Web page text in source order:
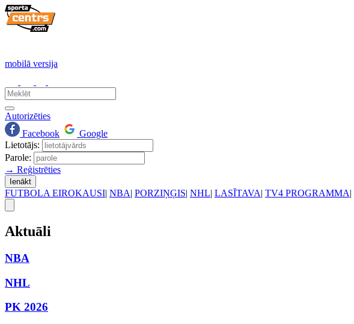
mobilā versija
Autorizēties
Facebook
Google
Lietotājs:
Parole:
→ Reģistrēties
Ienākt
FUTBOLA EIROKAUSI| NBA| PORZIŅĢIS| NHL| LASĪTAVA| TV4 PROGRAMMA|
Aktuāli
NBA
NHL
PK 2026